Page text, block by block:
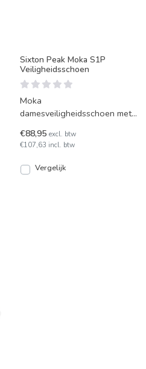
Sixton Peak Moka S1P
Veiligheidsschoen
Moka
damesveiligheidsschoen met
sneakermodel met een
bovenwerk van gedrumd
€88,95 excl. btw
€107,63 incl. btw
Vergelijk